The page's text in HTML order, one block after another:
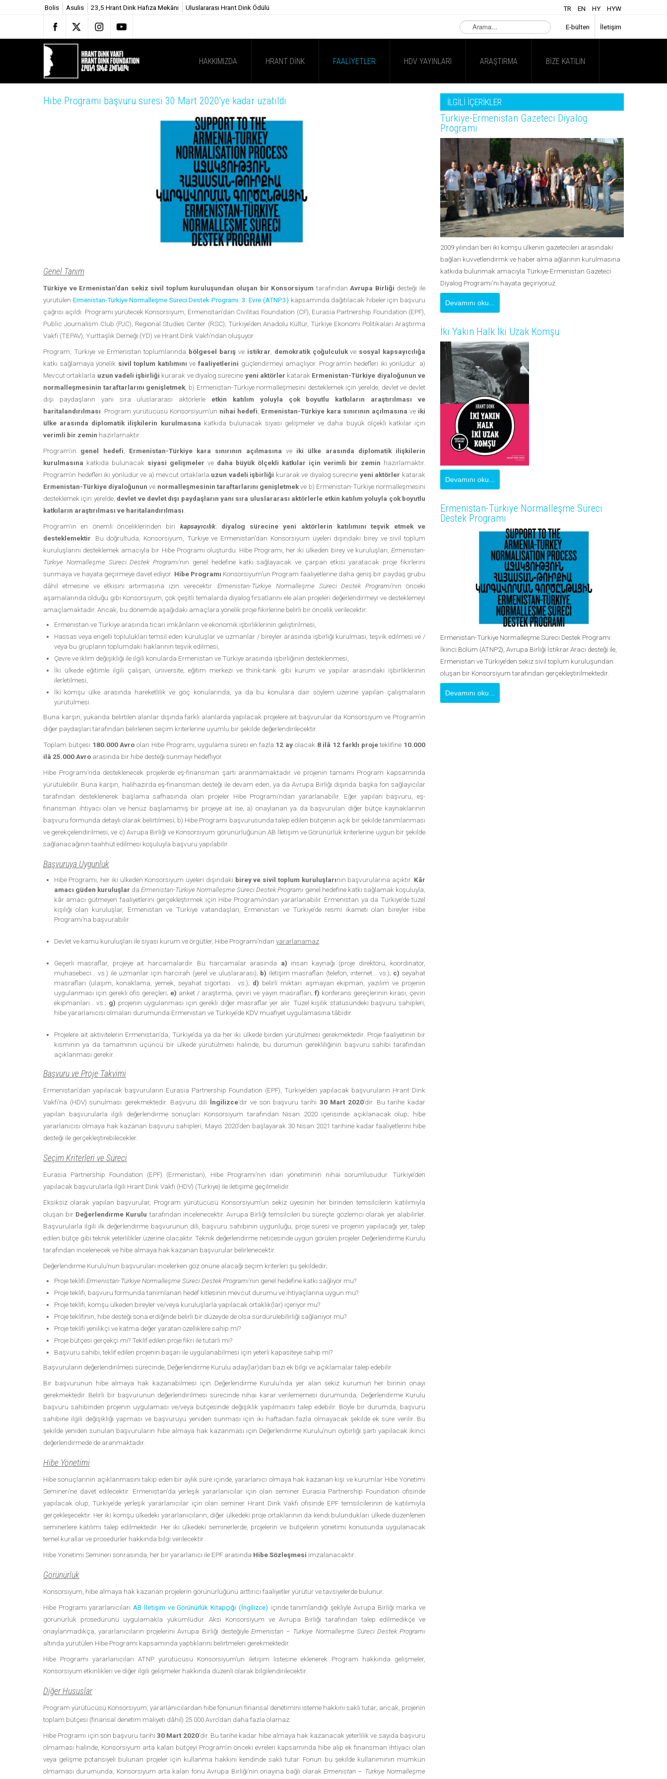
Bolis Asulis 23,5 Hrant Dink Hafıza Mekânı Uluslararası Hrant Dink Ödülü TR EN HY HYW
Arama...
E-bülten İletişim
HAKKIMIZDA HRANT DINK FAALIYETLER HDV YAYINLARI ARAŞTIRMA BIZE KATILIN
Hibe Programı başvuru süresi 30 Mart 2020'ye kadar uzatıldı
Genel Tanım
Türkiye ve Ermenistan’dan sekiz sivil toplum kuruluşundan oluşan bir Konsorsiyum tarafından Avrupa Birliği desteği ile
yürütülen Ermenistan-Türkiye Normalleşme Süreci Destek Programı: 3. Evre (ATNP3) kapsamında dağıtılacak hibeler için başvuru
çağrısı açıldı. Programı yürütecek Konsorsiyum, Ermenistan’dan Civilitas Foundation (CF), Eurasia Partnership Foundation (EPF),
Public Journalism Club (PJC), Regional Studies Center (RSC); Türkiye’den Anadolu Kültür, Türkiye Ekonomi Politikaları Araştırma
Vakfı (TEPAV), Yurttaşlık Derneği (YD) ve Hrant Dink Vakfı’ndan oluşuyor.
Program, Türkiye ve Ermenistan toplumlarında bölgesel barış ve istikrar demokratik çoğulculukve sosyal kapsayıcılığa
katkı sağlamaya yönelik sivil toplum katılımını vefaaliyetlerini güçlendirmeyi amaçlıyor. Program’ın hedefleri iki yönlüdür: a)
Mevcut ortaklarla uzun vadeli işbirliği kurarak ve diyalog sürecine yeni aktörler katarak Ermenistan-Türkiye diyaloğunun ve
normalleşmesinin taraftarlarını genişletmek , b) Ermenistan-Türkiye normalleşmesini desteklemek için yerelde, devlet ve devlet
dışı paydaşların yanı sıra uluslararası aktörlerle etkin katılım yoluyla çok boyutlu katkıların araştırılması ve
haritalandırılması . Program yürütücüsü Konsorsiyum’un nihai hedefi Ermenistan-Türkiye kara sınırının açılmasına ve iki
ülke arasında diplomatik ilişkilerin kurulmasına katkıda bulunacak siyasi gelişmeler ve daha büyük ölçekli katkılar için
verimli bir zemin hazırlamaktır.
Program'ın genel hedefi Ermenistan-Türkiye kara sınırının açılmasına ve iki ülke arasında diplomatik ilişkilerin
kurulmasına katkıda bulunacak siyasi gelişmeler ve daha büyük ölçekli katkılar için verimli bir zemin hazırlamaktır.
Program’ın hedefleri iki yönlüdür ve a) mevcut ortaklarla uzun vadeli işbirliği kurarak ve diyalog sürecine yeni aktörler katarak
Ermenistan-Türkiye diyaloğunun ve normalleşmesinin taraftarlarını genişletmekve b) Ermenistan-Türkiye normalleşmesini
desteklemek için yerelde, devlet ve devlet dışı paydaşların yanı sıra uluslararası aktörlerle etkin katılım yoluyla çok boyutlu
katkıların araştırılması ve haritalandırılması
Program'ın en önemli önceliklerinden biri kapsayıcılık; diyalog sürecine yeni aktörlerin katılımını teşvik etmek ve
desteklemektir . Bu doğrultuda, Konsorsiyum, Türkiye ve Ermenistan’dan Konsorsiyum üyeleri dışındaki birey ve sivil toplum
kuruluşlarını desteklemek amacıyla bir Hibe Programı oluşturdu. Hibe Programı, her iki ülkeden birey ve kuruluşları, Ermenistan-
Türkiye Normalleşme Süreci Destek Programı’nın genel hedefine katkı sağlayacak ve çarpan etkisi yaratacak proje fikirlerini
sunmaya ve hayata geçirmeye davet ediyor. Hibe Programı Konsorsiyum’un Program faaliyetlerine daha geniş bir paydaş grubu
dâhil etmesine ve etkisini artırmasına izin verecektir. Ermenistan-Türkiye Normalleşme Süreci Destek Programı’nın önceki
aşamalarında olduğu gibi Konsorsiyum, çok çeşitli temalarda diyalog fırsatlarını ele alan projeleri değerlendirmeyi ve desteklemeyi
amaçlamaktadır. Ancak, bu dönemde aşağıdaki amaçlara yönelik proje fikirlerine belirli bir öncelik verilecektir:
Ermenistan ve Türkiye arasında ticari imkânların ve ekonomik işbirliklerinin geliştirilmesi,
Hassas veya engelli toplulukları temsil eden kuruluşlar ve uzmanlar / bireyler arasında işbirliği kurulması, teşvik edilmesi ve /
veya bu grupların toplumdaki haklarının teşvik edilmesi,
Çevre ve iklim değişikliği ile ilgili konularda Ermenistan ve Türkiye arasında işbirliğinin desteklenmesi,
İki ülkede eğitimle ilgili çalışan, üniversite, eğitim merkezi ve think-tank gibi kurum ve yapılar arasındaki işbirliklerinin
ilerletilmesi,
İki komşu ülke arasında hareketlilik ve göç konularında, ya da bu konulara dair söylem üzerine yapılan çalışmaların
yürütülmesi.
Buna karşın, yukarıda belirtilen alanlar dışında farklı alanlarda yapılacak projelere ait başvurular da Konsorsiyum ve Program’ın
diğer paydaşları tarafından belirlenen seçim kriterlerine uyumlu bir şekilde değerlendirilecektir.
Toplam bütçesi 180.000 Avro olan Hibe Programı, uygulama süresi en fazla 12 ay olacak 8 ilâ 12 farklı projeteklifine 10.000
ilâ 25.000 Avro arasında bir hibe desteği sunmayı hedefliyor.
Hibe Programı’nda desteklenecek projelerde eş-finansman şartı aranmamaktadır ve projenin tamamı Program kapsamında
yürütülebilir. Buna karşın, halihazırda eş-finansman desteği ile devam eden, ya da Avrupa Birliği dışında başka fon sağlayıcılar
tarafından desteklenerek başlama safhasında olan projeler Hibe Programı’ndan yararlanabilir. Eğer yapılan başvuru, eş-
finansman ihtiyacı olan ve henüz başlamamış bir projeye ait ise, a) onaylanan ya da başvurulan diğer bütçe kaynaklarının
başvuru formunda detaylı olarak belirtilmesi; b) Hibe Programı başvurusunda talep edilen bütçenin açık bir şekilde tanımlanması
ve gerekçelendirilmesi, ve c) Avrupa Birliği ve Konsorsiyum görünürlüğünün AB İletişim ve Görünürlük kriterlerine uygun bir şekilde
sağlanacağının taahhüt edilmesi koşuluyla başvuru yapılabilir.
Başvuruya Uygunluk
Hibe Programı, her iki ülkeden Konsorsiyum üyeleri dışındaki birey ve sivil toplum kuruluşlarının başvurularına açıktır. Kâr
amacı güden kuruluşlar daErmenistan-Türkiye Normalleşme Süreci Destek Programı genel hedefine katkı sağlamak koşuluyla,
kâr amacı gütmeyen faaliyetlerini gerçekleştirmek için Hibe Programı’ndan yararlanabilir. Ermenistan ya da Türkiye’de tüzel
kişiliği olan kuruluşlar, Ermenistan ve Türkiye vatandaşları, Ermenistan ve Türkiye’de resmi ikameti olan bireyler Hibe
Programı’na başvurabilir.
Devlet ve kamu kuruluşları ile siyasi kurum ve örgütler, Hibe Programı’ndan yararlanamaz.
Geçerli masraflar, projeye ait harcamalardır. Bu harcamalar arasında a) insan kaynağı (proje direktörü, koordinatör,
muhasebeci… vs.) ile uzmanlar için harcırah (yerel ve uluslararası); b) iletişim masrafları (telefon, internet… vs.); c) seyahat
masrafları (ulaşım, konaklama, yemek, seyahat sigortası… vs.); d) belirli miktarı aşmayan ekipman, yazılım ve projenin
uygulanması için gerekli ofis gereçleri; e) anket / araştırma, çeviri ve yayın masrafları; f) konferans gereçlerinin kirası, çeviri
ekipmanları… vs.; g) projenin uygulanması için gerekli diğer masraflar yer alır. Tüzel kişilik statüsündeki başvuru sahipleri,
hibe yararlanıcısı olmaları durumunda Ermenistan ve Türkiye’de KDV muafiyet uygulamasına tâbidir.
Projelere ait aktivitelerin Ermenistan’da, Türkiye’da ya da her iki ülkede birden yürütülmesi gerekmektedir. Proje faaliyetinin bir
kısmının ya da tamamının üçüncü bir ülkede yürütülmesi halinde, bu durumun gerekliliğinin başvuru sahibi tarafından
açıklanması gerekir.
Başvuru ve Proje Takvimi
Ermenistan’dan yapılacak başvuruların Eurasia Partnership Foundation (EPF), Türkiye’den yapılacak başvuruların Hrant Dink
Vakfı’na (HDV) sunulması gerekmektedir. Başvuru dili İngilizce’dir ve son başvuru tarihi 30 Mart 2020’dir. Bu tarihe kadar
yapılan başvurularla ilgili değerlendirme sonuçları Konsorsiyum tarafından Nisan 2020 içerisinde açıklanacak olup; hibe
yararlanıcısı olmaya hak kazanan başvuru sahipleri, Mayıs 2020’den başlayarak 30 Nisan 2021 tarihine kadar faaliyetlerini hibe
desteği ile gerçekleştirebilecekler.
Seçim Kriterleri ve Süreci
Eurasia Partnership Foundation (EPF) (Ermenistan), Hibe Programı’nın idari yönetiminin nihai sorumlusudur. Türkiye’den
yapılacak başvurularla ilgili Hrant Dink Vakfı (HDV) (Türkiye) ile iletişime geçilmelidir.
Eksiksiz olarak yapılan başvurular, Program yürütücüsü Konsorsiyum’un sekiz üyesinin her birinden temsilcilerin katılımıyla
oluşan bir Değerlendirme Kurulu tarafından incelenecektir. Avrupa Birliği temsilcileri bu süreçte gözlemci olarak yer alabilirler.
Başvurularla ilgili ilk değerlendirme başvurunun dili, başvuru sahibinin uygunluğu, proje süresi ve projenin yapılacağı yer, talep
edilen bütçe gibi teknik yeterlilikler üzerine olacaktır. Teknik değerlendirme neticesinde uygun görülen projeler Değerlendirme Kurulu
tarafından incelenecek ve hibe almaya hak kazanan başvurular belirlenecektir.
Değerlendirme Kurulu’nun başvuruları incelerken göz önüne alacağı seçim kriterleri şu şekildedir;
Proje teklifi Ermenistan-Türkiye Normalleşme Süreci Destek Programı’nın genel hedefine katkı sağlıyor mu?
Proje teklifi, başvuru formunda tanımlanan hedef kitlesinin mevcut durumu ve ihtiyaçlarına uygun mu?
Proje teklifi, komşu ülkeden bireyler ve/veya kuruluşlarla yapılacak ortaklık(lar) içeriyor mu?
Proje teklifinin, hibe desteği sona erdiğinde belirli bir düzeyde de olsa sürdürülebilirliği sağlanıyor mu?
Proje teklifi yenilikçi ve katma değer yaratan özelliklere sahip mi?
Proje bütçesi gerçekçi mi? Teklif edilen proje fikri ile tutarlı mı?
Başvuru sahibi, teklif edilen projenin başarı ile uygulanabilmesi için yeterli kapasiteye sahip mi?
Başvuruların değerlendirilmesi sürecinde, Değerlendirme Kurulu aday(lar)dan bazı ek bilgi ve açıklamalar talep edebilir.
Bir başvurunun hibe almaya hak kazanabilmesi için Değerlendirme Kurulu’nda yer alan sekiz kurumun her birinin onayı
gerekmektedir. Belirli bir başvurunun değerlendirilmesi sürecinde nihai karar verilememesi durumunda, Değerlendirme Kurulu
başvuru sahibinden projenin uygulaması ve/veya bütçesinde değişiklik yapılmasını talep edebilir. Böyle bir durumda, başvuru
sahibine ilgili değişikliği yapması ve başvuruyu yeniden sunması için iki haftadan fazla olmayacak şekilde ek süre verilir. Bu
şekilde yeniden sunulan başvuruların hibe almaya hak kazanması için Değerlendirme Kurulu’nun oybirliği şartı yapılacak ikinci
değerlendirmede de aranmaktadır.
Hibe Yönetimi
Hibe sonuçlarının açıklanmasını takip eden bir aylık süre içinde, yararlanıcı olmaya hak kazanan kişi ve kurumlar Hibe Yönetimi
Semineri’ne davet edilecektir. Ermenistan’da yerleşik yararlanıcılar için olan seminer Eurasia Partnership Foundation ofisinde
yapılacak olup, Türkiye’de yerleşik yararlanıcılar için olan seminer Hrant Dink Vakfı ofisinde EPF temsilcilerinin de katılımıyla
gerçekleşecektir. Her iki komşu ülkedeki yararlanıcıların, diğer ülkedeki proje ortaklarının da kendi bulundukları ülkede düzenlenen
seminerlere katılımı talep edilmektedir. Her iki ülkedeki seminerlerde, projelerin ve bütçelerin yönetimi konusunda uygulanacak
temel kurallar ve prosedürler hakkında bilgi verilecektir.
Hibe Yönetimi Semineri sonrasında, her bir yararlanıcı ile EPF arasında Hibe Sözleşmesi imzalanacaktır.
Görünürlük
Konsorsiyum, hibe almaya hak kazanan projelerin görünürlüğünü arttırıcı faaliyetler yürütür ve tavsiyelerde bulunur.
Hibe Programı yararlanıcılarıAB İletişim ve Görünürlük Kitapçığı (İngilizce) içinde tanımlandığı şekliyle Avrupa Birliği marka ve
görünürlük prosedürünü uygulamakla yükümlüdür. Aksi Konsorsiyum ve Avrupa Birliği tarafından talep edilmedikçe ve
onaylanmadıkça, yararlanıcıların projelerini Avrupa Birliği desteğiyle Ermenistan – Türkiye Normalleşme Süreci Destek Programı
altında yürütülen Hibe Programı kapsamında yaptıklarını belirtmeleri gerekmektedir.
Hibe Programı yararlanıcıları ATNP yürütücüsü Konsorsiyum’un iletişim listesine eklenerek Program hakkında gelişmeler,
Konsorsiyum etkinlikleri ve diğer ilgili gelişmeler hakkında düzenli olarak bilgilendirilecektir.
Diğer Hususlar
Program yürütücüsü Konsorsiyum, yararlanıcılardan hibe fonunun finansal denetimini isteme hakkını saklı tutar; ancak, projenin
toplam bütçesi (finansal denetim maliyeti dâhil) 25.000 Avro’dan daha fazla olamaz.
Hibe Programı için son başvuru tarihi 30 Mart 2020’dir. Bu tarihe kadar hibe almaya hak kazanacak yeterlilik ve sayıda başvuru
olmaması halinde, Konsorsiyum arta kalan bütçeyi Program’ın önceki evreleri kapsamında hibe alıp ek finansman ihtiyacı olan
veya gelişme potansiyeli bulunan projeler için kullanma hakkını kendinde saklı tutar. Fonun bu şekilde kullanımının mümkün
olmaması durumunda, Konsorsiyum arta kalan fonu Avrupa Birliği’nin onayına bağlı olarak Ermenistan – Türkiye Normalleşme
İLGİLİ İÇERİKLER
Türkiye-Ermenistan Gazeteci Diyalog
Programı
2009 yılından beri iki komşu ülkenin gazetecileri arasındaki
bağları kuvvetlendirmk ve haber alma ağlarının kurulmasına
katkıda bulunmak amacıyla Türkiye-Ermenistan Gazeteci
Diyalog Programı'nı hayata geçiriyoruz.
Devamını oku...
İki Yakın Halk İki Uzak Komşu
Devamını oku...
Ermenistan-Türkiye Normalleşme Süreci
Destek Programı
Ermenistan-Türkiye Normalleşme Süreci Destek Programı:
İkinci Bölüm (ATNP2), Avrupa Birliği İstikrar Aracı desteği ile,
Ermenistan ve Türkiye’den sekiz sivil toplum kuruluşundan
oluşan bir Konsorsiyum tarafından gerçekleştirilmektedir.
Devamını oku...